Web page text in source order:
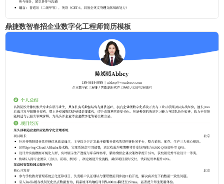
鼎捷数智春招企业数字化工程师简历模板